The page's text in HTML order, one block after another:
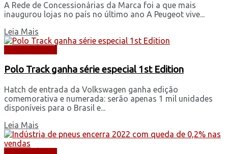
A Rede de Concessionárias da Marca foi a que mais
inaugurou lojas no país no último ano A Peugeot vive...
Leia Mais
Polo Track ganha série especial 1st Edition
Hatch de entrada da Volkswagen ganha edição
comemorativa e numerada: serão apenas 1 mil unidades
disponíveis para o Brasil e...
Leia Mais